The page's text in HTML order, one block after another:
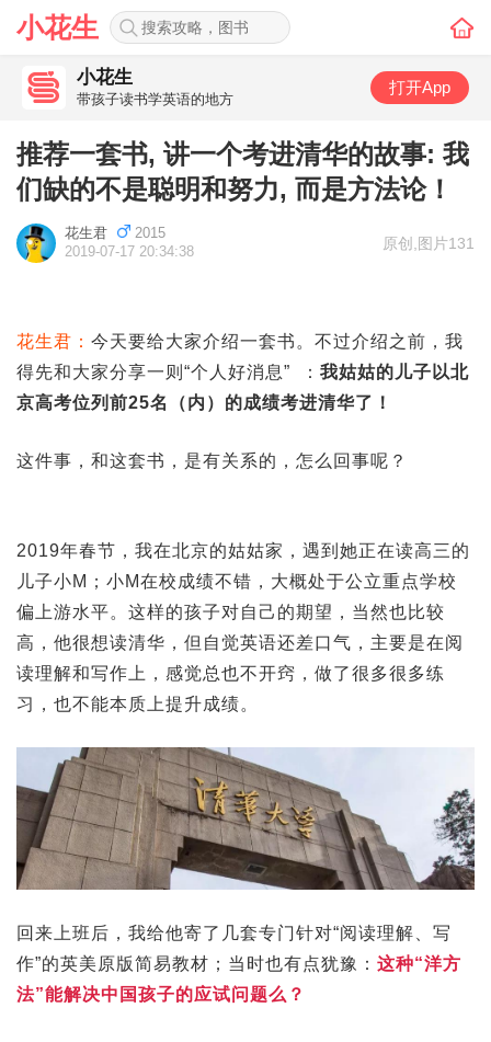
小花生
小花生
带孩子读书学英语的地方
打开App
推荐一套书, 讲一个考进清华的故事: 我
们缺的不是聪明和努力, 而是方法论！
花生君
2015
2019-07-17 20:34:38
原创 图片131
花生君： 今天要给大家介绍一套书。不过介绍之前，我
得先和大家分享一则“个人好消息” ： 我姑姑的儿子以北
京高考位列前25名（内）的成绩考进清华了！
这件事，和这套书，是有关系的，怎么回事呢？
2019年春节，我在北京的姑姑家，遇到她正在读高三的
儿子小M；小M在校成绩不错，大概处于公立重点学校
偏上游水平。这样的孩子对自己的期望，当然也比较
高，他很想读清华，但自觉英语还差口气，主要是在阅
读理解和写作上，感觉总也不开窍，做了很多很多练
习，也不能本质上提升成绩。
回来上班后，我给他寄了几套专门针对“阅读理解、写
作”的英美原版简易教材；当时也有点犹豫： 这种“洋方
法”能解决中国孩子的应试问题么？